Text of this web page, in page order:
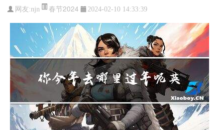
网友:njn 春节2024 2024-02-10 14:33:39